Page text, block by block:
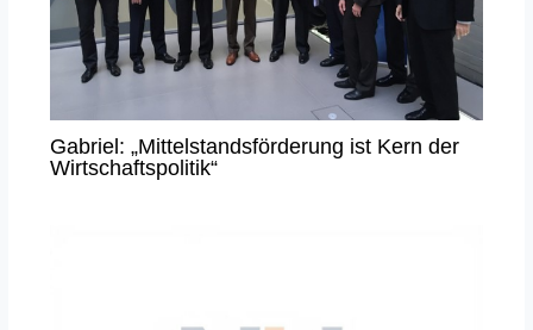
Gabriel: „Mittelstandsförderung ist Kern der
Wirtschaftspolitik“